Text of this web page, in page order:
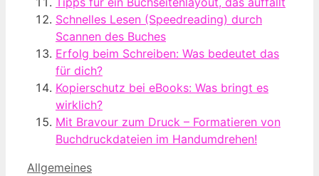
Schnelles Lesen (Speedreading) durch
Scannen des Buches
Erfolg beim Schreiben: Was bedeutet das
für dich?
Kopierschutz bei eBooks: Was bringt es
wirklich?
Mit Bravour zum Druck – Formatieren von
Buchdruckdateien im Handumdrehen!
Kategorien
Allgemeines